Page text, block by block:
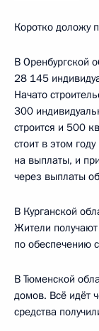
Коротко доложу
В Оренбургской
28 145
Начато
300
строится и 500
стоит в этом
на выплаты, и
через выплаты
В Курганской
Жители
по обеспечению
В Тюменской
домов. Всё идёт
средства